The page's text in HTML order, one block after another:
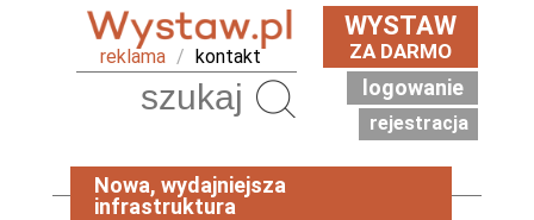
reklama / kontakt
WYSTAW
ZA DARMO
logowanie
rejestracja
Nowa, wydajniejsza
infrastruktura